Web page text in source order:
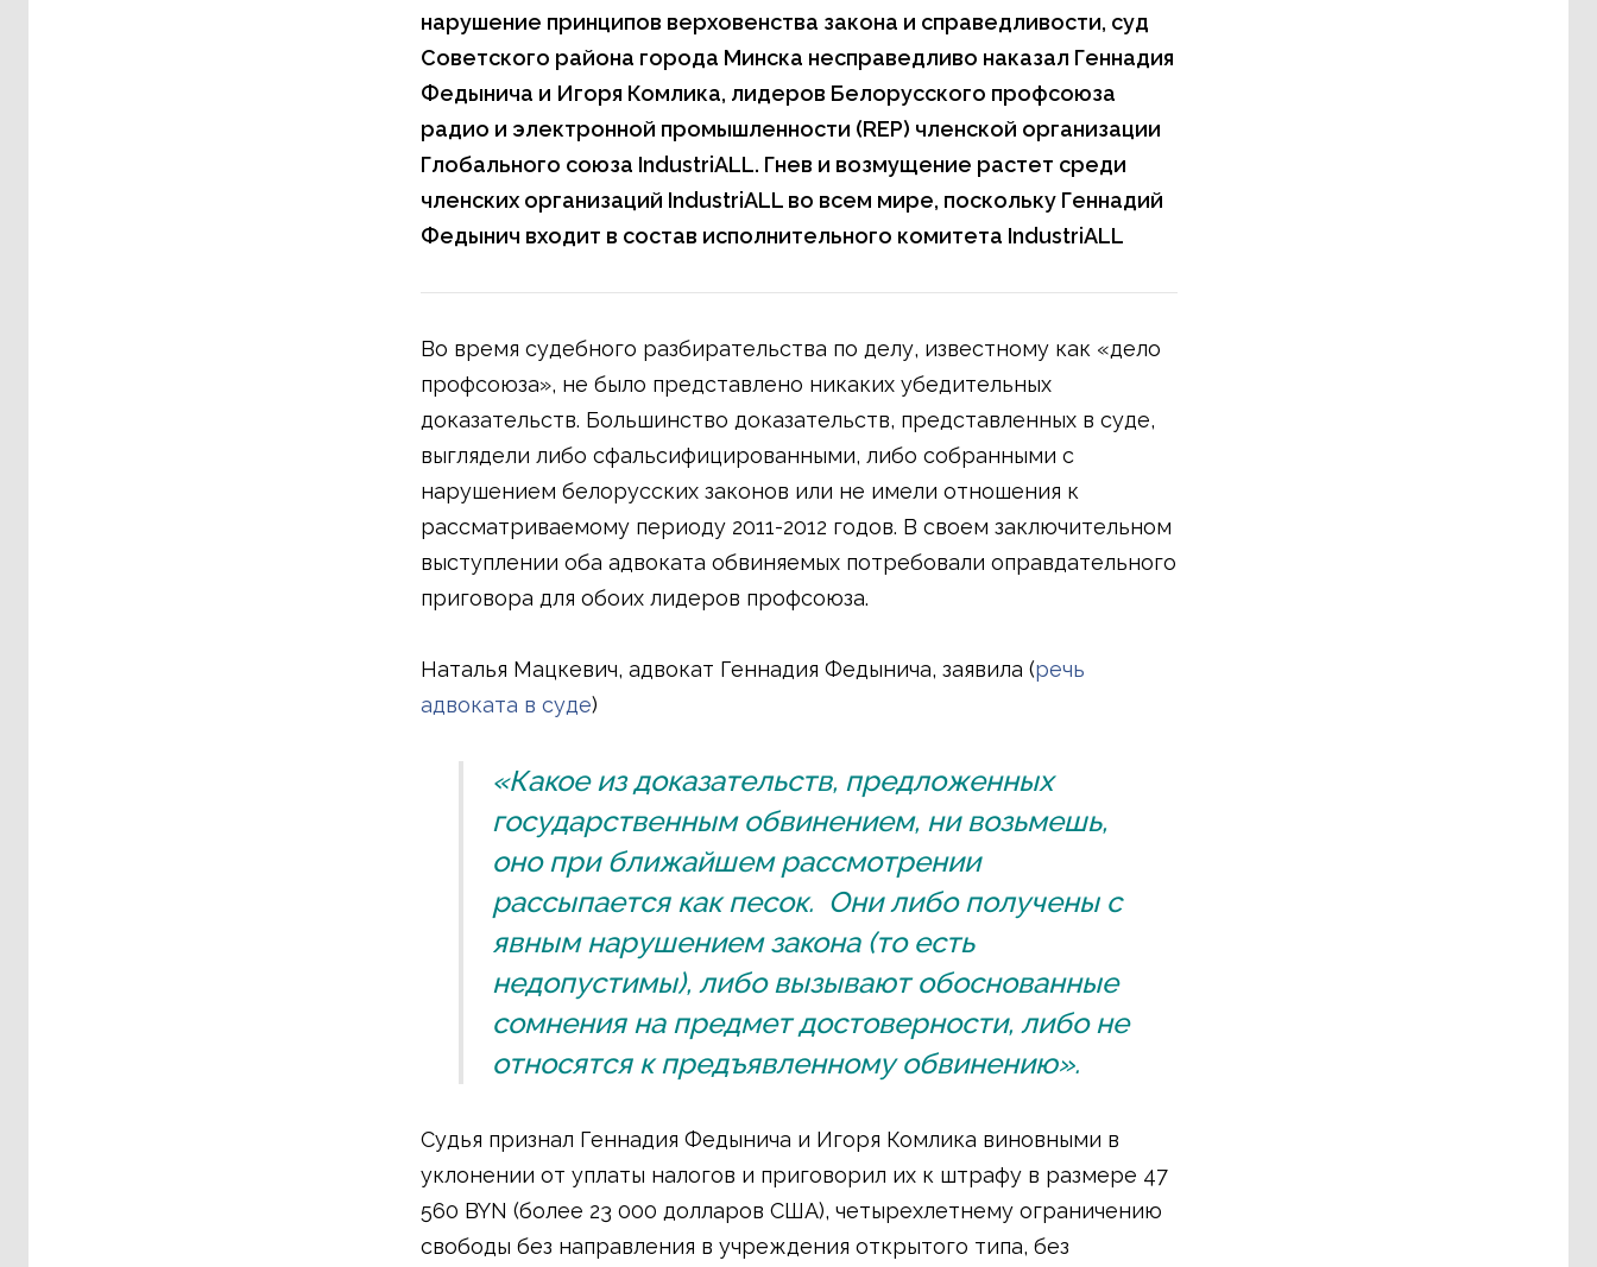
нарушение принципов верховенства закона и справедливости, суд
Советского района города Минска несправедливо наказал Геннадия
Федынича и Игоря Комлика, лидеров Белорусского профсоюза
радио и электронной промышленности (REP) членской организации
Глобального союза IndustriALL. Гнев и возмущение растет среди
членских организаций IndustriALL во всем мире, поскольку Геннадий
Федынич входит в состав исполнительного комитета IndustriALL
Во время судебного разбирательства по делу, известному как «дело
профсоюза», не было представлено никаких убедительных
доказательств. Большинство доказательств, представленных в суде,
выглядели либо сфальсифицированными, либо собранными с
нарушением белорусских законов или не имели отношения к
рассматриваемому периоду 2011-2012 годов. В своем заключительном
выступлении оба адвоката обвиняемых потребовали оправдательного
приговора для обоих лидеров профсоюза.
Наталья Мацкевич, адвокат Геннадия Федынича, заявила (речь
адвоката в суде)
«Какое из доказательств, предложенных
государственным обвинением, ни возьмешь,
оно при ближайшем рассмотрении
рассыпается как песок. Они либо получены с
явным нарушением закона (то есть
недопустимы), либо вызывают обоснованные
сомнения на предмет достоверности, либо не
относятся к предъявленному обвинению».
Судья признал Геннадия Федынича и Игоря Комлика виновными в
уклонении от уплаты налогов и приговорил их к штрафу в размере 47
560 BYN (более 23 000 долларов США), четырехлетнему ограничению
свободы без направления в учреждения открытого типа, без